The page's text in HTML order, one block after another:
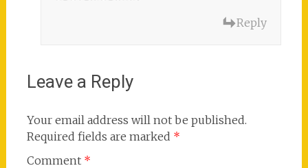
Reply
Leave a Reply
Your email address will not be published.
Required fields are marked *
Comment *